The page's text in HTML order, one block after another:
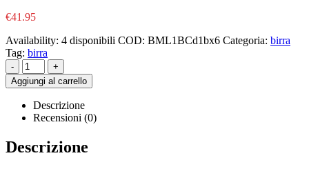
€41.95
Availability: 4 disponibili COD: BML1BCd1bx6 Categoria: birra
Tag: birra
-
+
Aggiungi al carrello
Descrizione
Recensioni (0)
Descrizione